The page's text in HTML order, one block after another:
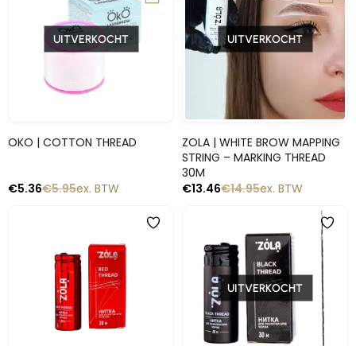
UITVERKOCHT
OKO | COTTON THREAD
€5.95
€5.36 ex. BTW
UITVERKOCHT
ZOLA | WHITE BROW MAPPING
STRING – MARKING THREAD
30M
€14.95
€13.46 ex. BTW
UITVERKOCHT